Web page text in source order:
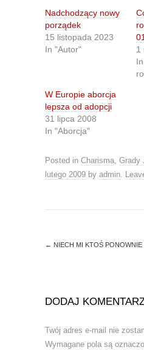
h
a
r
e
o
n
T
e
r
(
O
e
i
n
n
e
)
a
e
o
o
o
k
s
i
n
n
w
Nadchodzący nowy
porządek
15 listopada 2023
In "Autor"
1
W Europie aborcja
lepsza od adopcji
31 lipca 2008
In "Aborcja"
Posted in Charisma, Grady
lutego 2009 by admin.
← NIECH MI KTOŚ
DODAJ
Twój adres e-mail nie
Wymagane pola są